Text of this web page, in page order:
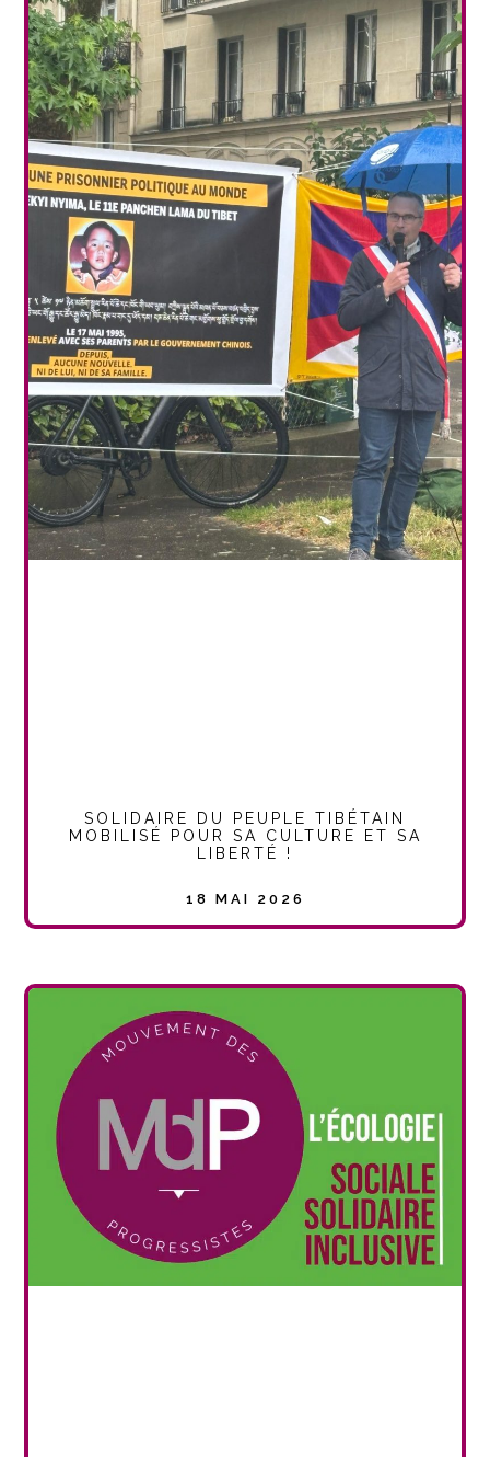
SOLIDAIRE DU PEUPLE TIBÉTAIN
MOBILISÉ POUR SA CULTURE ET SA
LIBERTÉ !
18 MAI 2026